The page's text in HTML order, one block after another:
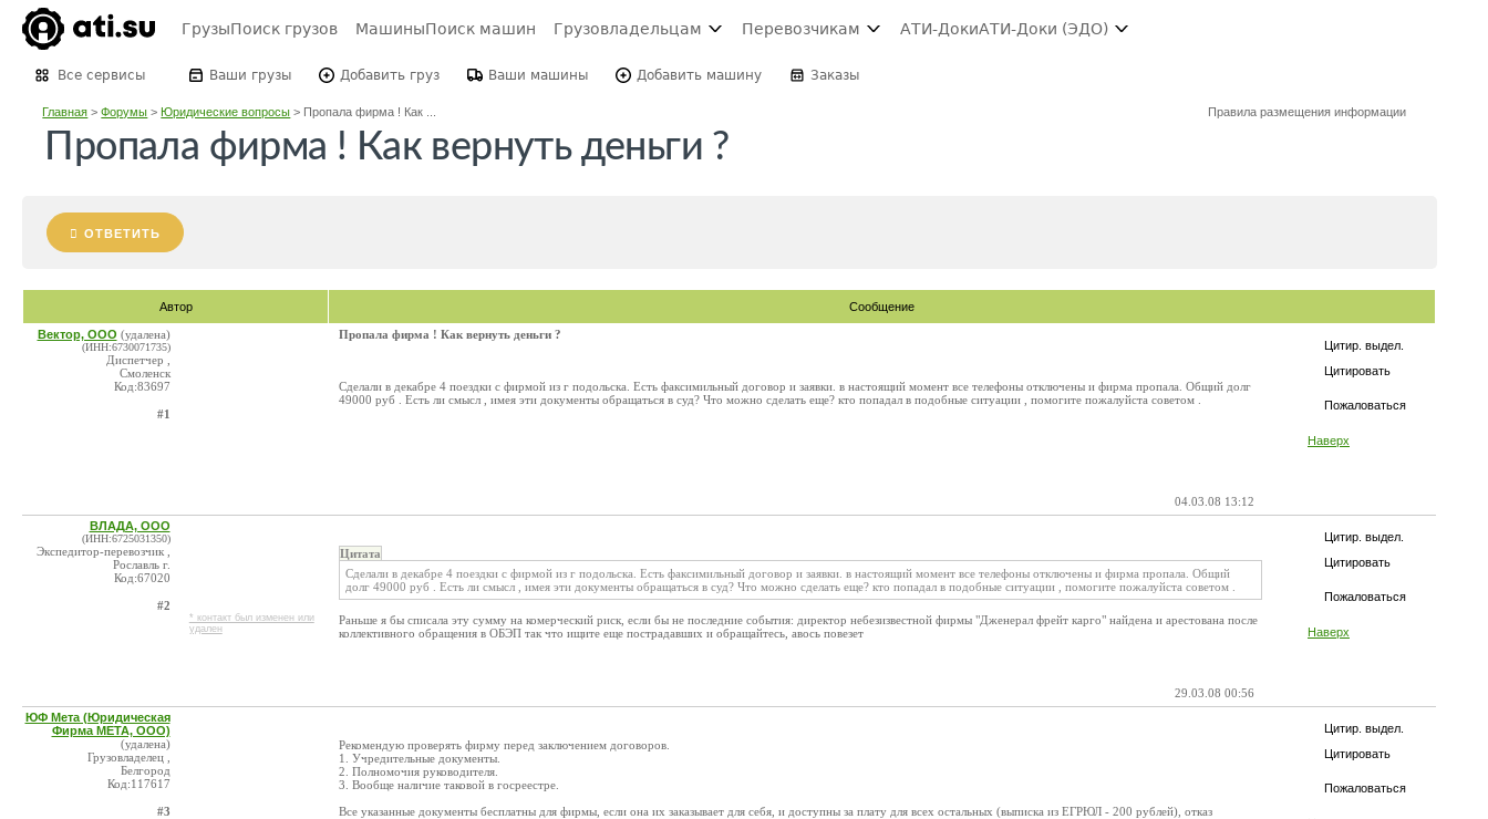
ГрузыПоиск грузов МашиныПоиск машин Грузовладельцам Перевозчикам АТИ-ДокиАТИ-Доки (ЭДО)
Все сервисы Ваши грузы Добавить груз Ваши машины Добавить машину Заказы
Главная >Форумы >Юридические вопросы > Пропала фирма ! Как ... Правила размещения информации
Пропала фирма ! Как вернуть деньги ?
ОТВЕТИТЬ
Автор Сообщение
Цитир. выдел.
Цитировать
Пожаловаться
Наверх
Вектор, ООО (удалена)
(ИНН:6730071735)
Диспетчер ,
Смоленск
Код:83697
#1
Пропала фирма ! Как вернуть деньги ?
Сделали в декабре 4 поездки с фирмой из г подольска. Есть факсимильный договор и заявки. в настоящий момент все телефоны отключены и фирма пропала. Общий долг
49000 руб . Есть ли смысл , имея эти документы обращаться в суд? Что можно сделать еще? кто попадал в подобные ситуации , помогите пожалуйста советом .
04.03.08 13:12
Цитир. выдел.
Цитировать
Пожаловаться
Наверх
ВЛАДА, ООО
(ИНН:6725031350)
Экспедитор-перевозчик ,
Рославль г.
Код:67020
#2
* контакт был изменен или
удален
Цитата
Сделали в декабре 4 поездки с фирмой из г подольска. Есть факсимильный договор и заявки. в настоящий момент все телефоны отключены и фирма пропала. Общий
долг 49000 руб . Есть ли смысл , имея эти документы обращаться в суд? Что можно сделать еще? кто попадал в подобные ситуации , помогите пожалуйста советом .
Раньше я бы списала эту сумму на комерческий риск, если бы не последние события: директор небезизвестной фирмы "Дженерал фрейт карго" найдена и арестована после
коллективного обращения в ОБЭП так что ищите еще пострадавших и обращайтесь, авось повезет
29.03.08 00:56
Цитир. выдел.
Цитировать
Пожаловаться
ЮФ Мета (Юридическая
Фирма МЕТА, ООО)
(удалена)
Грузовладелец ,
Белгород
Код:117617
#3
Рекомендую проверять фирму перед заключением договоров.
1. Учредительные документы.
2. Полномочия руководителя.
3. Вообще наличие таковой в госреестре.
Все указанные документы бесплатны для фирмы, если она их заказывает для себя, и доступны за плату для всех остальных (выписка из ЕГРЮЛ - 200 рублей), отказ